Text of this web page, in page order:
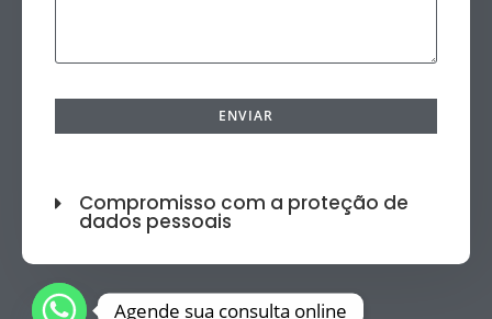
Compromisso com a proteção de
dados pessoais
Agende sua consulta online